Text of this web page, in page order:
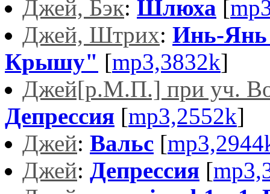
Джей, Бэк: Шлюха [
Джей, Штрих: Инь-
Крышу" [mp3,3832k]
Джей[р.М.П.] при уч.
Депрессия [mp3,2552k]
Джей: Вальс [
Джей: Депрессия [